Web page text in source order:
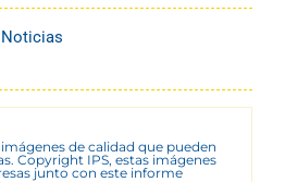
de calidad que pueden
Copyright IPS, estas imágenes
junto con este informe